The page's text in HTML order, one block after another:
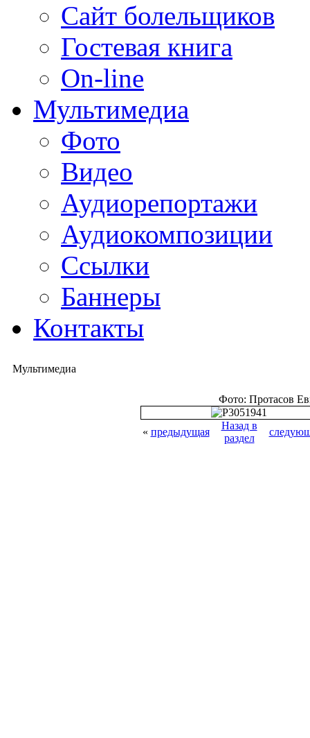
Сайт болельщиков
Гостевая книга
On-line
Мультимедиа
Фото
Видео
Аудиорепортажи
Аудиокомпозиции
Ссылки
Баннеры
Контакты
Мультимедиа
Фото: Протасов
« предыдущая
Назад в
раздел